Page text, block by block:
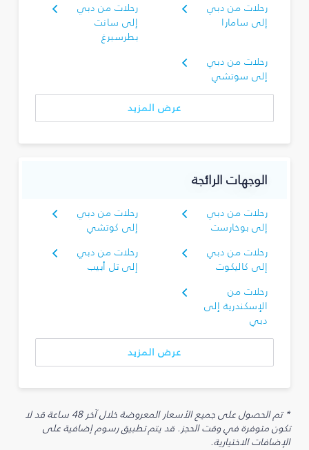
رحلات من دبي
إلى سامارا
رحلات من دبي
إلى سانت
بطرسبرغ
رحلات من دبي
إلى سوتشي
عرض المزيد
الوجهات الرائجة
رحلات من دبي
إلى بوخارست
رحلات من دبي
إلى كوتشي
رحلات من دبي
إلى كاليكوت
رحلات من دبي
إلى تل أبيب
رحلات من
الإسكندرية إلى
دبي
عرض المزيد
* تم الحصول على جميع الأسعار المعروضة خلال آخر 48 ساعة قد لا
تكون متوفرة في وقت الحجز. قد يتم تطبيق رسوم إضافية على
الإضافات الاختيارية.